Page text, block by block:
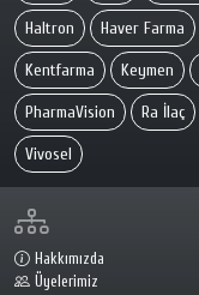
Haltron Haver Farma
Kentfarma Keymen
PharmaVision Ra İlaç
Vivosel
Hakkımızda
Üyelerimiz